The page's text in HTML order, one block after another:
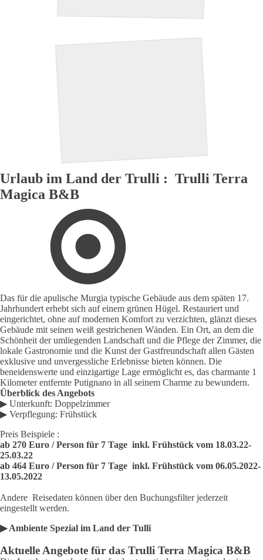
Urlaub im Land der Trulli : Trulli Terra
Magica B&B
Das für die apulische Murgia typische Gebäude aus dem späten 17.
Jahrhundert erhebt sich auf einem grünen Hügel. Restauriert und
eingerichtet, ohne auf modernen Komfort zu verzichten, glänzt dieses
Gebäude mit seinen weiß gestrichenen Wänden. Ein Ort, an dem die
Schönheit der umliegenden Landschaft und die Pflege der Zimmer, die
lokale Gastronomie und die Kunst der Gastfreundschaft allen Gästen
exklusive und unvergessliche Erlebnisse bieten können. Die
beneidenswerte und einzigartige Lage ermöglicht es, das charmante 1
Kilometer entfernte Putignano in all seinem Charme zu bewundern.
Überblick des Angebots
▶ Unterkunft: Doppelzimmer
▶ Verpflegung: Frühstück
Preis Beispiele :
ab 270 Euro / Person für 7 Tage inkl. Frühstück vom 18.03.22-
25.03.22
ab 464 Euro / Person für 7 Tage inkl. Frühstück vom 06.05.2022-
13.05.2022
Andere Reisedaten können über den Buchungsfilter jederzeit
eingestellt werden.
▶ Ambiente Spezial im Land der Tulli
Aktuelle Angebote für das Trulli Terra Magica B&B